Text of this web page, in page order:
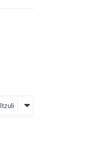
Itzuli